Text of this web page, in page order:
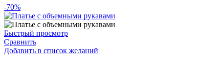
-70%
Быстрый просмотр
Сравнить
Добавить в список желаний